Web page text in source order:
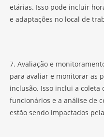
etárias. Isso pode incluir
e adaptações no local de
7. Avaliação e
para avaliar e monitorar as
inclusão. Isso inclui a coleta
funcionários e a análise de
estão sendo impactados